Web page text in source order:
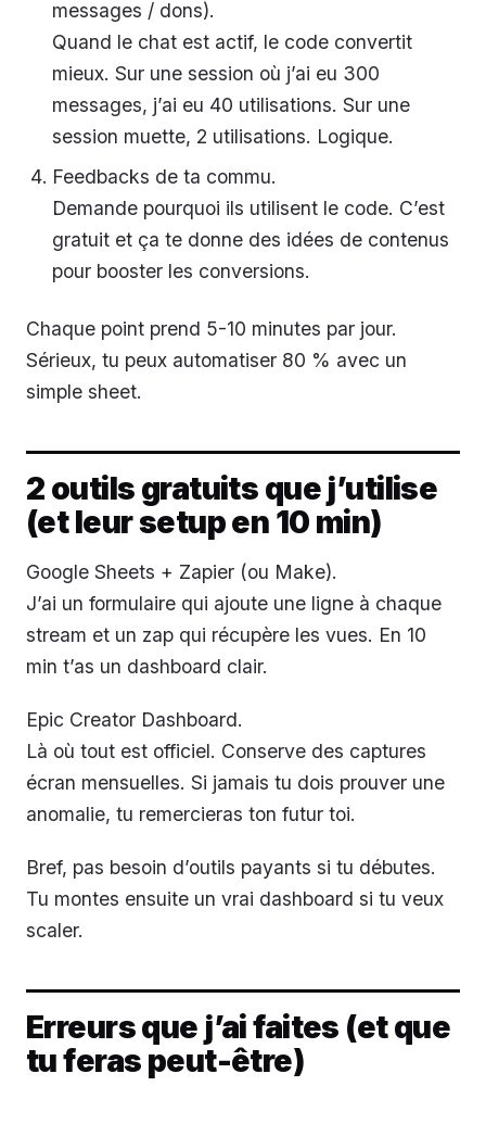
messages / dons).
Quand le chat est actif, le code convertit
mieux. Sur une session où j’ai eu 300
messages, j’ai eu 40 utilisations. Sur une
session muette, 2 utilisations. Logique.
Feedbacks de ta commu.
Demande pourquoi ils utilisent le code. C’est
gratuit et ça te donne des idées de contenus
pour booster les conversions.
Chaque point prend 5-10 minutes par jour.
Sérieux, tu peux automatiser 80 % avec un
simple sheet.
2 outils gratuits que j’utilise
(et leur setup en 10 min)
Google Sheets + Zapier (ou Make).
J’ai un formulaire qui ajoute une ligne à chaque
stream et un zap qui récupère les vues. En 10
min t’as un dashboard clair.
Epic Creator Dashboard.
Là où tout est officiel. Conserve des captures
écran mensuelles. Si jamais tu dois prouver une
anomalie, tu remercieras ton futur toi.
Bref, pas besoin d’outils payants si tu débutes.
Tu montes ensuite un vrai dashboard si tu veux
scaler.
Erreurs que j’ai faites (et que
tu feras peut-être)